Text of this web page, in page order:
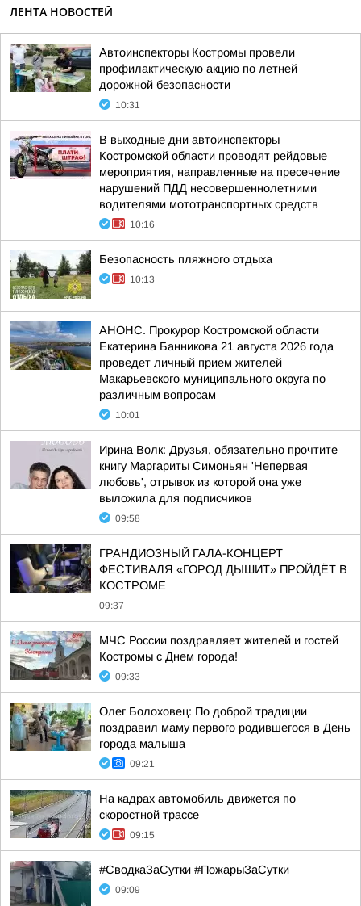
ЛЕНТА НОВОСТЕЙ
Автоинспекторы Костромы провели
профилактическую акцию по летней
дорожной безопасности
10:31
В выходные дни автоинспекторы
Костромской области проводят рейдовые
мероприятия, направленные на пресечение
нарушений ПДД несовершеннолетними
водителями мототранспортных средств
10:16
Безопасность пляжного отдыха
10:13
АНОНС. Прокурор Костромской области
Екатерина Банникова 21 августа 2026 года
проведет личный прием жителей
Макарьевского муниципального округа по
различным вопросам
10:01
Ирина Волк: Друзья, обязательно прочтите
книгу Маргариты Симоньян 'Непервая
любовь', отрывок из которой она уже
выложила для подписчиков
09:58
ГРАНДИОЗНЫЙ ГАЛА-КОНЦЕРТ
ФЕСТИВАЛЯ «ГОРОД ДЫШИТ» ПРОЙДЁТ В
КОСТРОМЕ
09:37
МЧС России поздравляет жителей и гостей
Костромы с Днем города!
09:33
Олег Болоховец: По доброй традиции
поздравил маму первого родившегося в День
города малыша
09:21
На кадрах автомобиль движется по
скоростной трассе
09:15
#СводкаЗаСутки #ПожарыЗаСутки
09:09